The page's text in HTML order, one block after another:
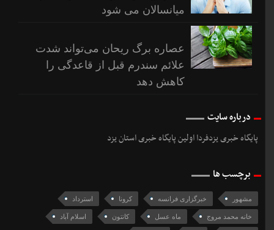
میانسالان می شود
عصاره برگ ریحان می‌تواند شدت
علائم سندرم قبل از قاعدگی را
کاهش دهد
درباره سایت
پایگاه خبری یزدفردا اولین پایگاه خبری استان یزد
برچسب ها
مشهور خبرگزاری فرانسه کرونا استرداد
خانه محمد مروج ماه عسل کانتون اسلام آباد